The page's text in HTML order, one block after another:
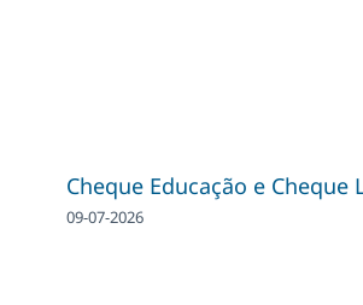
Cheque Educação e Cheque
09-07-2026